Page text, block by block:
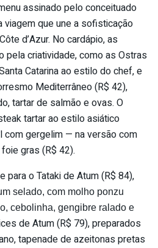
assinado pelo conceituado
viagem que une a sofisticação
d’Azur. No cardápio, as
pela criatividade, como as Ostras
Catarina ao estilo do chef, e
Mediterrâneo (R$ 42),
tartar de salmão e ovas. O
tartar ao estilo asiático
com gergelim — na versão com
gras (R$ 42).
para o Tataki de Atum (R$ 84),
selado, com molho ponzu
cebolinha, gengibre ralado e
de Atum (R$ 79), preparados
tapenade de azeitonas pretas